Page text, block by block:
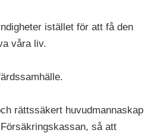
istället för att få den
våra liv.
rättssäkert huvudmannaskap
så att